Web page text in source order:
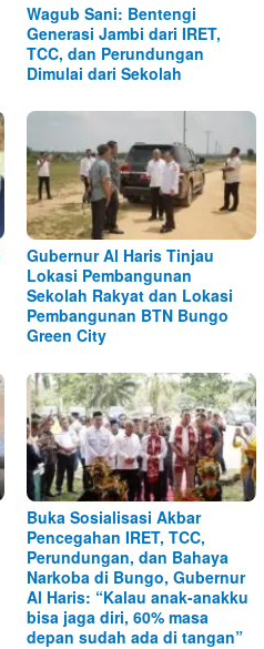
Wagub Sani: Bentengi
Generasi Jambi dari IRET,
TCC, dan Perundungan
Dimulai dari Sekolah
Gubernur Al Haris Tinjau
Lokasi Pembangunan
Sekolah Rakyat dan Lokasi
Pembangunan BTN Bungo
Green City
Buka Sosialisasi Akbar
Pencegahan IRET, TCC,
Perundungan, dan Bahaya
Narkoba di Bungo, Gubernur
Al Haris: “Kalau anak-anakku
bisa jaga diri, 60% masa
depan sudah ada di tangan”